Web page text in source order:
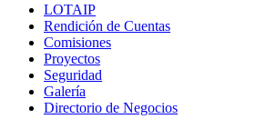
LOTAIP
Rendición de Cuentas
Comisiones
Proyectos
Seguridad
Galería
Directorio de Negocios